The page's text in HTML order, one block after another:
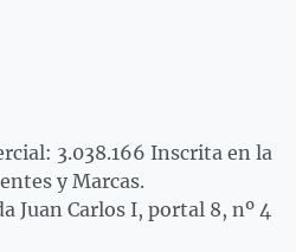
3.038.166 Inscrita en la
y Marcas.
Juan Carlos I, portal 8, nº 4